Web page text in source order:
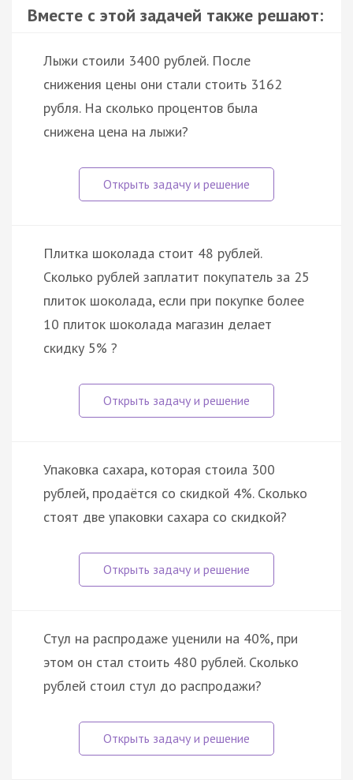
Вместе с этой задачей также решают:
Лыжи стоили 3400 рублей. После
снижения цены они стали стоить 3162
рубля. На сколько процентов была
снижена цена на лыжи?
Плитка шоколада стоит 48 рублей.
Сколько рублей заплатит покупатель за 25
плиток шоколада, если при покупке более
10 плиток шоколада магазин делает
скидку 5% ?
Упаковка сахара, которая стоила 300
рублей, продаётся со скидкой 4%. Сколько
стоят две упаковки сахара со скидкой?
Стул на распродаже уценили на 40%, при
этом он стал стоить 480 рублей. Сколько
рублей стоил стул до распродажи?